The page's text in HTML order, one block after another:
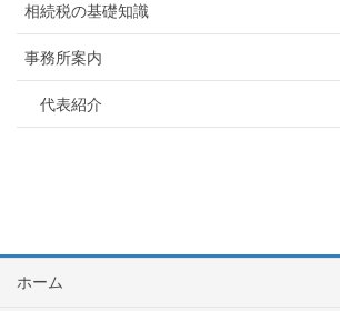
相続税の基礎知識
事務所案内
代表紹介
ホーム